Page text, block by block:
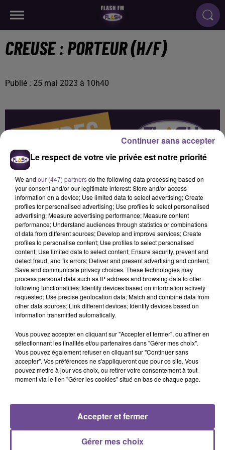
CREUSE : PORTEUR (H/F)
Publié : 25 mai 2023 à 10h40
À Bonnat, une société de pompes funèbres recherche un
porteur (H/F). Sous la responsabilité du maître de cérémonie,
vous intervenez en équipe pour : Mise d'étiquettes sur les
fleurs + cartes et chargement dans le corbillard. Préparation
des registres et papiers des familles. Fermeture du cercueil +
pose de sceller. Chargement du corps dans le corbillard.
Mise des fleurs des familles dans l'église ou cimetière avant
la cérémonie. Port de charges lourdes, chute d'objets et
Référence de l’offre Pôle Emploi : 154VLKT
AGENDA PUBLICITÉS CONTACT
Le respect de votre vie privée est notre priorité
We and our (447) partnersdo the following data processing based on
your consent and/or our legitimate interest: Store and/or access
information on a device; Use limited data to select advertising; Create
profiles for personalised advertising; Use profiles to select personalised
advertising; Measure advertising performance; Measure content
performance; Understand audiences through statistics or combinations
of data from different sources; Develop and improve services; Create
profiles to personalise content; Use profiles to select personalised
content; Use limited data to select content; Ensure security, prevent and
detect fraud, and fix errors; Deliver and present advertising and content;
Save and communicate privacy choices. These technologies may
process personal data such as IP address and browsing data to offer
following functionalities: Identify devices based on information actively
requested; Use precise geolocation data; Match and combine data from
other data sources; Link different devices; Identify devices based on
information transmitted automatically.
Vous pouvez accepter en cliquant sur "Accepter et fermer", ou affiner en
sélectionnant les finalités et/ou partenaires dans "Gérer mes choix".
Vous pouvez également refuser en cliquant sur "Continuer sans
accepter". Vos préférences ne s'appliqueront que pour ce site. Vous
pouvez mettre à jour vos choix, ou retirer votre consentement à tout
moment via le lien "Gérer les cookies" situé en bas de chaque page.
Gérer mes choix
Accepter et fermer
Continuer sans accepter